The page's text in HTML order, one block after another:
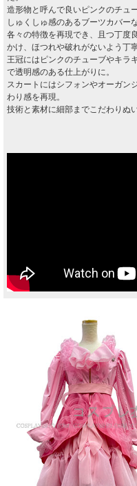
造形物と呼んで良いピンクのチュ
しゅくしゅ感のあるブーツカバーな
各々の特徴を再現でき、且つ丁度
かけ、ほつれや破れがないよう丁
王冠にはピンクのチューブやキラ
で透明感のある仕上がりに。
スカートにはシフォンやオーガン
わり感を再現。
技術と素材に細部までこだわりぬ